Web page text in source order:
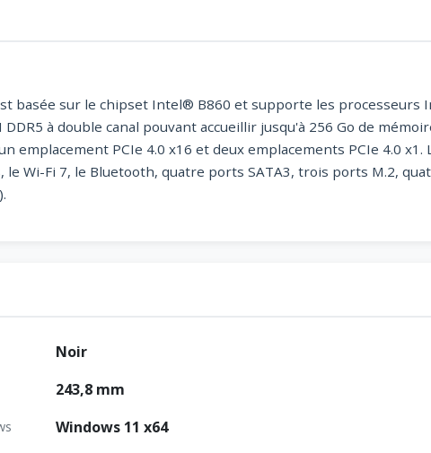
basée sur le chipset Intel® B860 et supporte les
à double canal pouvant accueillir jusqu'à 256 Go de
emplacement PCIe 4.0 x16 et deux emplacements PCIe 4.0 x1.
le Wi-Fi 7, le Bluetooth, quatre ports SATA3, trois ports M.2,
Noir
243,8 mm
Windows 11 x64